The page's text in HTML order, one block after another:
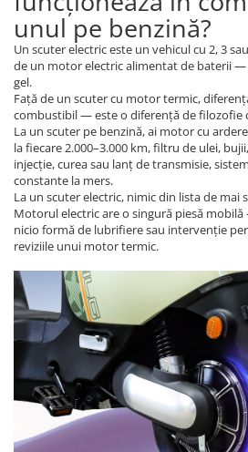
unul pe benzină?
Un scuter electric este un vehicul cu 2, 3
de un motor electric alimentat de baterii
gel.
Față de un scuter cu motor termic,
combustibil — este o diferență de filozofie
La un scuter pe benzină, ai motor cu
la fiecare 2.000–3.000 km, filtru de ulei,
injecție, curea sau lanț de transmisie,
constante la mers.
La un scuter electric, nimic din lista de mai
Motorul electric are o singură piesă
nicio formă de lubrifiere sau intervenție
reviziile unui motor termic.